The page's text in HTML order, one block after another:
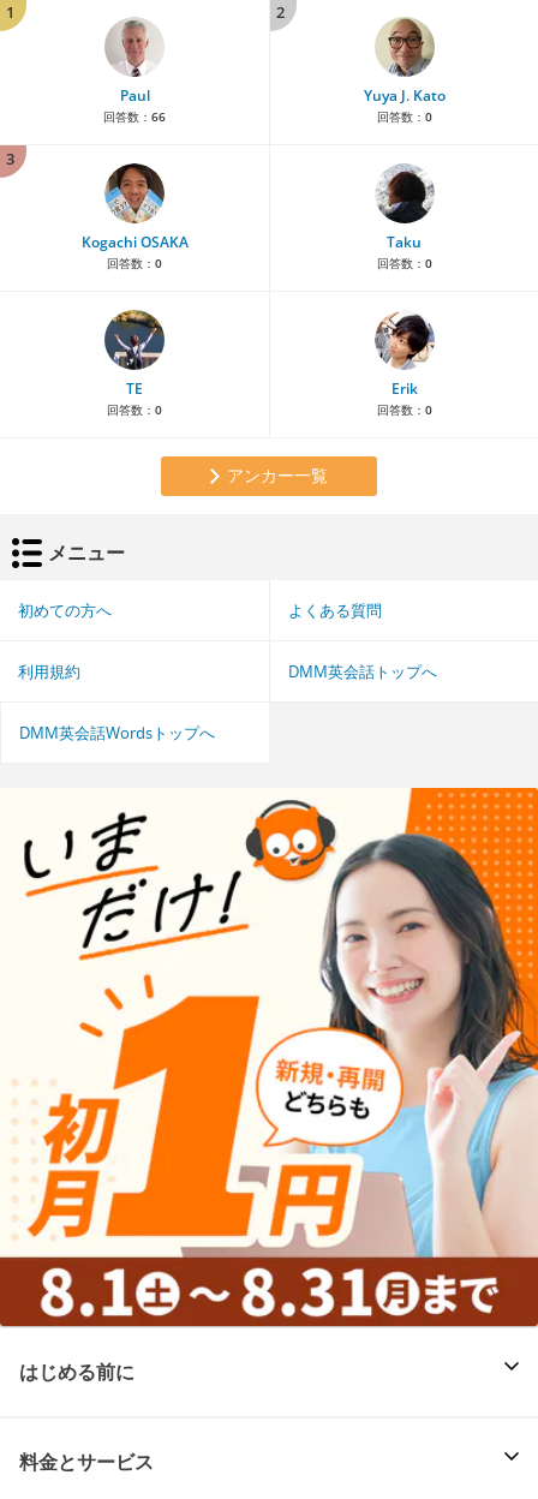
1
Paul
回答数： 66
2
Yuya J. Kato
回答数： 0
3
Kogachi OSAKA
回答数： 0
Taku
回答数： 0
TE
回答数： 0
Erik
回答数： 0
アンカー一覧
メニュー
初めての方へ よくある質問
利用規約 DMM英会話トップへ
DMM英会話Wordsトップへ
はじめる前に
料金とサービス